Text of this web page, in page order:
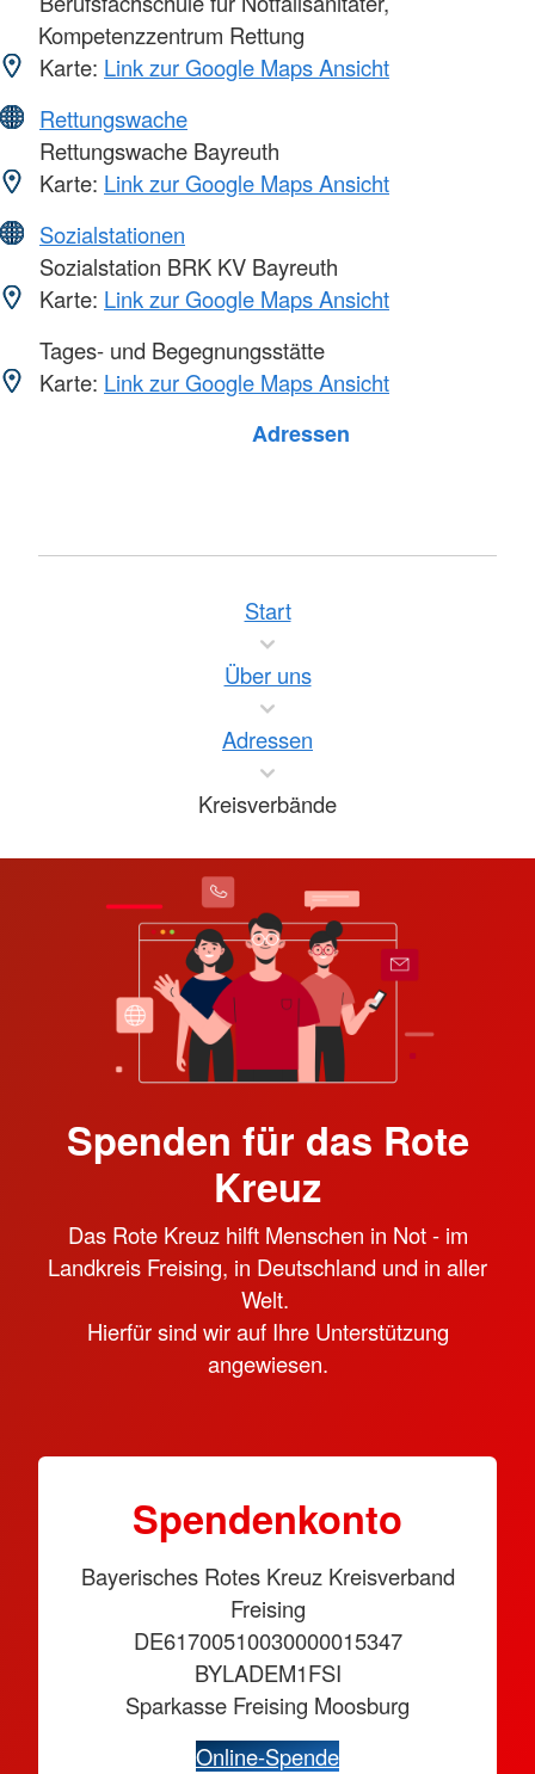
Kompetenzzentrum Rettung
Karte: Link zur Google Maps Ansicht
Rettungswache
Rettungswache Bayreuth
Karte: Link zur Google Maps Ansicht
Sozialstationen
Sozialstation BRK KV Bayreuth
Karte: Link zur Google Maps Ansicht
Tages- und Begegnungsstätte
Karte: Link zur Google Maps Ansicht
Adressen
Start
Über uns
Adressen
Kreisverbände
Spenden für das Rote
Kreuz
Das Rote Kreuz hilft Menschen in Not - im
Landkreis Freising, in Deutschland und in aller
Welt.
Hierfür sind wir auf Ihre Unterstützung
angewiesen.
Spendenkonto
Bayerisches Rotes Kreuz Kreisverband
Freising
DE61700510030000015347
BYLADEM1FSI
Sparkasse Freising Moosburg
Online-Spende